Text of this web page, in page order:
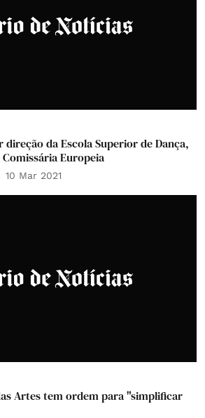
da Escola Superior de Dança,
Comissária Europeia
10 Mar 2021
Artes tem ordem para "simplificar